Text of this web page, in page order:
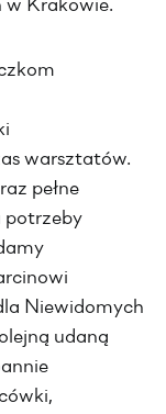
w Krakowie.
warsztatów.
pełne
potrzeby
Niewidomych
udaną